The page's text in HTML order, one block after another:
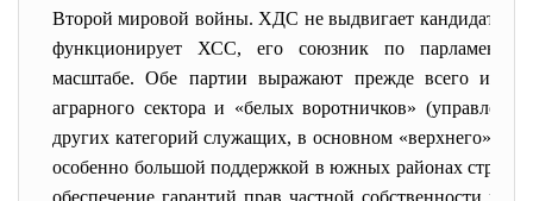
Второй мировой войны. ХДС не выдвигает кандидатов в
функционирует ХСС, его союзник по
масштабе. Обе партии выражают прежде всего
аграрного сектора и «белых воротничков»
других категорий служащих, в основном «верхнего» и
особенно большой поддержкой в южных районах
обеспечение гарантий прав частной собственности и